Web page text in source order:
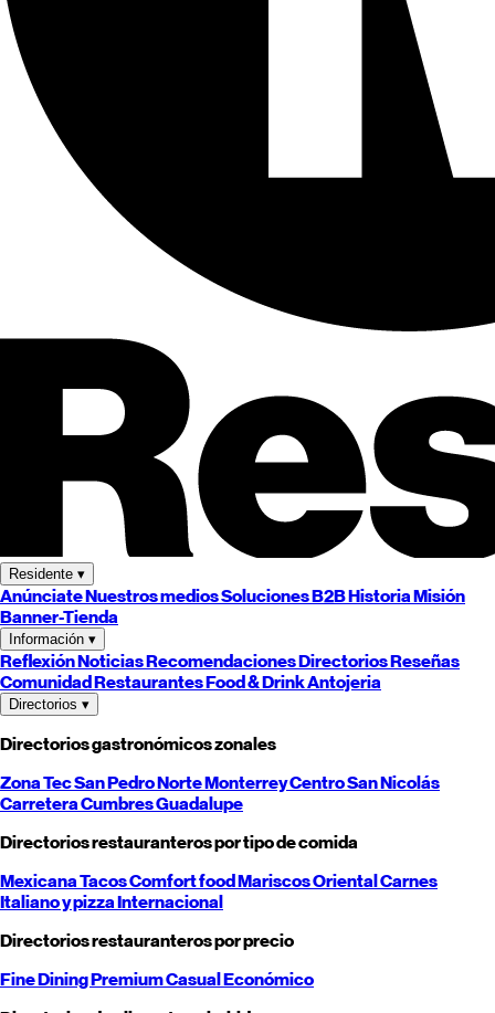
Residente ▾
AnúnciateNuestros mediosSoluciones B2BHistoriaMisión
Banner-Tienda
Información ▾
ReflexiónNoticiasRecomendacionesDirectoriosReseñas
ComunidadRestaurantesFood & DrinkAntojeria
Directorios ▾
Directorios gastronómicos zonales
Zona TecSan PedroNorteMonterreyCentroSan Nicolás
CarreteraCumbresGuadalupe
Directorios restauranteros por tipo de comida
MexicanaTacosComfort foodMariscosOrientalCarnes
Italiano y pizzaInternacional
Directorios restauranteros por precio
Fine DiningPremiumCasualEconómico